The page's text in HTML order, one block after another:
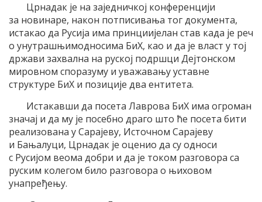
Црнадак је на заједничкој конференцији
за новинаре, након потписивања тог документа,
истакао да Русија има принциијелан став када је реч
о унутрашњимодносима БиХ, као и да је власт у тој
држави захвална на руској подршци Дејтонском
мировном споразуму и уважавању уставне
структуре БиХ и позиције два ентитета.
Истакавши да посета Лаврова БиХ има огроман
значај и да му је посебно драго што ће посета бити
реализована у Сарајеву, Источном Сарајеву
и Бањалуци, Црнадак је оценио да су односи
с Русијом веома добри и да је током разговора са
руским колегом било разговора о њиховом
унапређењу.